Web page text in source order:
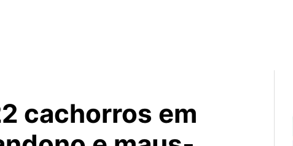
cachorros em